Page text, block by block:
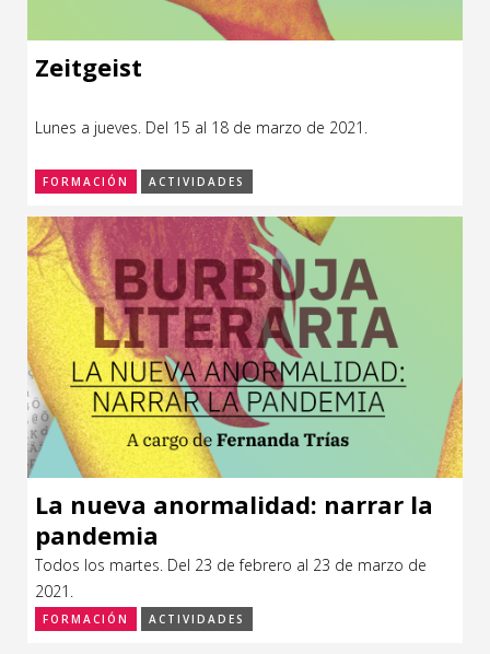
Zeitgeist
Lunes a jueves. Del 15 al 18 de marzo de 2021.
FORMACIÓN ACTIVIDADES
La nueva anormalidad: narrar la
pandemia
Todos los martes. Del 23 de febrero al 23 de marzo de
2021.
FORMACIÓN ACTIVIDADES